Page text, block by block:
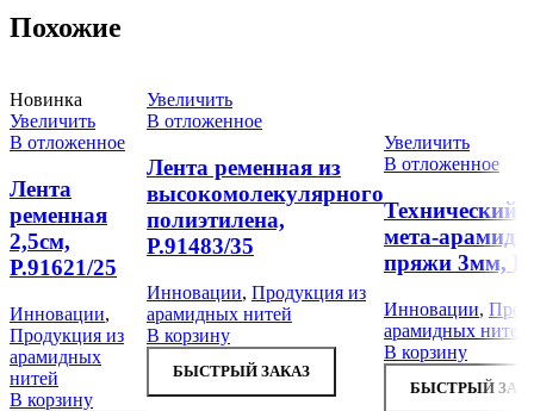
Похожие
Новинка
Увеличить
В отложенное
Лента
ременная
2,5см,
Р.91621/25
Инновации,
Продукция из
арамидных
нитей
В корзину
Увеличить
В отложенное
Лента ременная из
высокомолекулярного
полиэтилена,
Р.91483/35
Инновации, Продукция из
арамидных нитей
В корзину
БЫСТРЫЙ ЗАКАЗ
Увеличить
В отложенное
Технический
мета-
пряжи 3мм,
Инновации,
арамидных нитей
В корзину
БЫСТРЫЙ